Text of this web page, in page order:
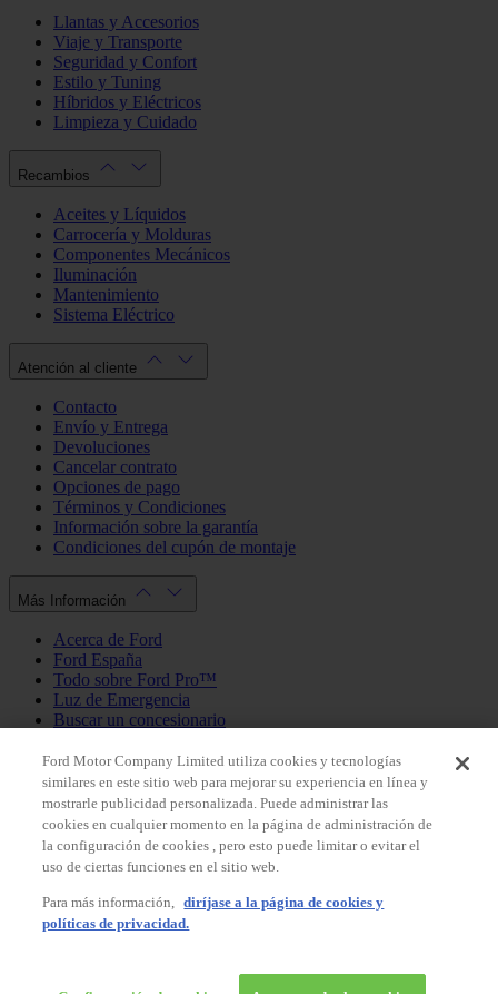
Llantas y Accesorios
Viaje y Transporte
Seguridad y Confort
Estilo y Tuning
Híbridos y Eléctricos
Limpieza y Cuidado
Recambios
Aceites y Líquidos
Carrocería y Molduras
Componentes Mecánicos
Iluminación
Mantenimiento
Sistema Eléctrico
Atención al cliente
Contacto
Envío y Entrega
Devoluciones
Cancelar contrato
Opciones de pago
Términos y Condiciones
Información sobre la garantía
Condiciones del cupón de montaje
Más Información
Acerca de Ford
Ford España
Todo sobre Ford Pro™
Luz de Emergencia
Buscar un concesionario
Política de privacidad
Mi Cuenta
Iniciar sesión / Registrarse
Mis pedidos
País
Ford Motor Company Limited utiliza cookies y tecnologías
similares en este sitio web para mejorar su experiencia en línea y
mostrarle publicidad personalizada. Puede administrar las
cookies en cualquier momento en la página de administración de
la configuración de cookies , pero esto puede limitar o evitar el
uso de ciertas funciones en el sitio web.
Para más información, diríjase a la página de cookies y
políticas de privacidad.